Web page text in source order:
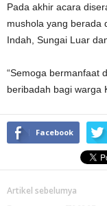
Pada akhir acara
mushola yang berada
Indah, Sungai Luar
“Semoga bermanfaat
beribadah bagi warga
Facebook
Artikel sebelumya